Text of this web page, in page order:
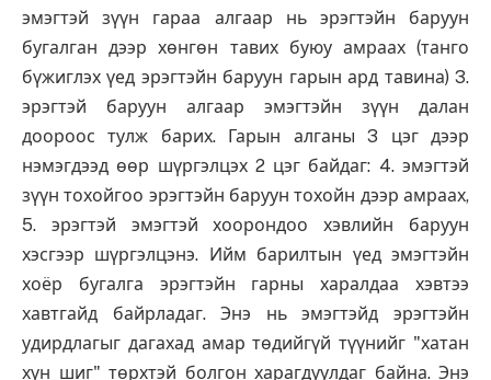
эмэгтэй зүүн гараа алгаар нь эрэгтэйн баруун
бугалган дээр хөнгөн тавих буюу амраах (танго
бүжиглэх үед эрэгтэйн баруун гарын ард тавина) 3.
эрэгтэй баруун алгаар эмэгтэйн зүүн далан
доороос тулж барих. Гарын алганы 3 цэг дээр
нэмэгдээд өөр шүргэлцэх 2 цэг байдаг: 4. эмэгтэй
зүүн тохойгоо эрэгтэйн баруун тохойн дээр амраах,
5. эрэгтэй эмэгтэй хоорондоо хэвлийн баруун
хэсгээр шүргэлцэнэ. Ийм барилтын үед эмэгтэйн
хоёр бугалга эрэгтэйн гарны харалдаа хэвтээ
хавтгайд байрладаг. Энэ нь эмэгтэйд эрэгтэйн
удирдлагыг дагахад амар төдийгүй түүнийг "хатан
хүн шиг" төрхтэй болгон харагдуулдаг байна. Энэ